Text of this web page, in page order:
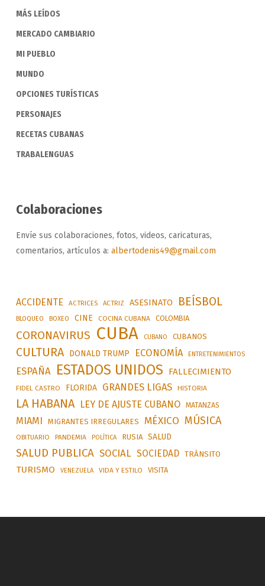
MÁS LEÍDOS
MERCADO CAMBIARIO
MI PUEBLO
MUNDO
OPCIONES TURÍSTICAS
PERSONAJES
RECETAS CUBANAS
TRABALENGUAS
Colaboraciones
Envíe sus colaboraciones, fotos, videos, caricaturas,
comentarios, artículos a: albertodenis49@gmail.com
ACCIDENTE ACTRICES ACTRIZ ASESINATO BEÍSBOL
BLOQUEO BOXEO CINE COCINA CUBANA COLOMBIA
CORONAVIRUS CUBA CUBANO CUBANOS
CULTURA DONALD TRUMP ECONOMÍA ENTRETENIMIENTOS
ESPAÑA ESTADOS UNIDOS FALLECIMIENTO
FIDEL CASTRO FLORIDA GRANDES LIGAS HISTORIA
LA HABANA LEY DE AJUSTE CUBANO MATANZAS
MIAMI MIGRANTES IRREGULARES MÉXICO MÚSICA
OBITUARIO PANDEMIA POLÍTICA RUSIA SALUD
SALUD PUBLICA SOCIAL SOCIEDAD TRÁNSITO
TURISMO VENEZUELA VIDA Y ESTILO VISITA